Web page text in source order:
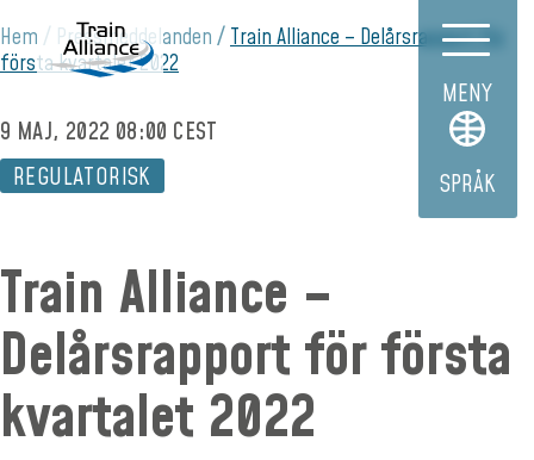
MENY
SPRÅK
Hem Pressmeddelanden
Train Alliance – Delårsrapport för
första kvartalet 2022
9 MAJ, 2022 08:00 CEST
REGULATORISK
Train Alliance –
Delårsrapport för första
kvartalet 2022